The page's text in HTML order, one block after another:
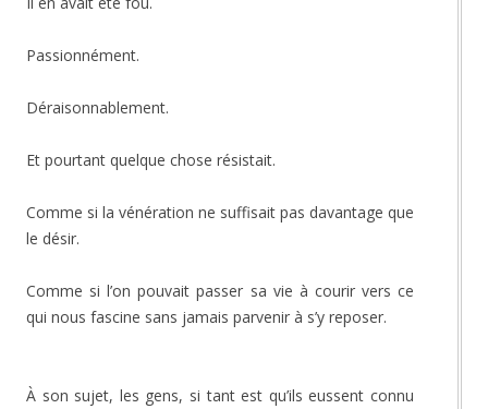
Passionnément.
Déraisonnablement.
Et pourtant quelque chose résistait.
Comme si la vénération ne suffisait pas davantage que
le désir.
Comme si l’on pouvait passer sa vie à courir vers ce
qui nous fascine sans jamais parvenir à s’y reposer.
À son sujet, les gens, si tant est qu’ils eussent connu